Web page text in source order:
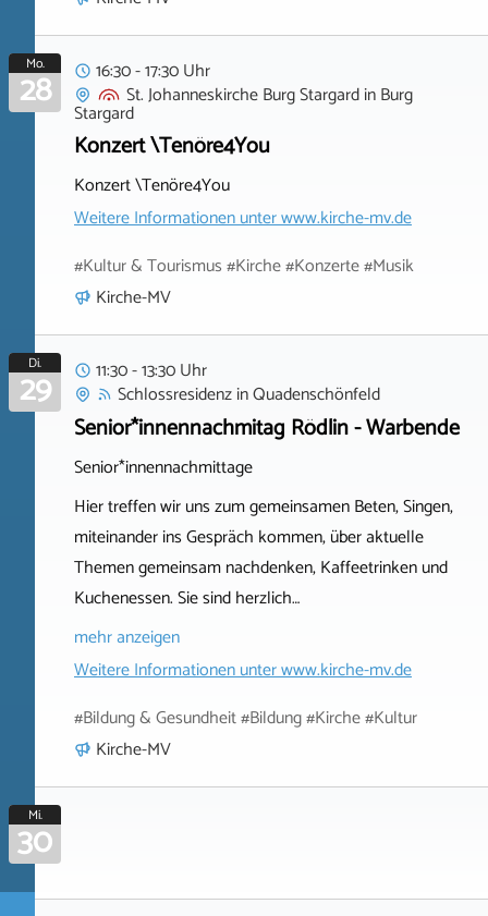
Mo.
28
16:30 - 17:30 Uhr
St. Johanneskirche Burg StargardinBurg
Stargard
Konzert \Tenöre4You
Konzert \Tenöre4You
Weitere Informationen unterwww.kirche-mv.de
#Kultur & Tourismus #Kirche #Konzerte #Musik
Kirche-MV
Di.
29
11:30 - 13:30 Uhr
SchlossresidenzinQuadenschönfeld
Senior*innennachmitag Rödlin - Warbende
Senior*innennachmittage
Hier treffen wir uns zum gemeinsamen Beten, Singen,
miteinander ins Gespräch kommen, über aktuelle
Themen gemeinsam nachdenken, Kaffeetrinken und
Kuchenessen. Sie sind herzlich…
mehr anzeigen
Weitere Informationen unterwww.kirche-mv.de
#Bildung & Gesundheit #Bildung #Kirche #Kultur
Kirche-MV
Mi.
30